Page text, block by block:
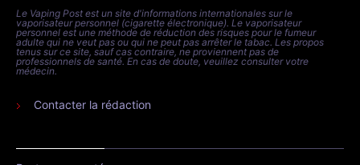
Le Vaping Post est un site d'informations internationales sur le
vaporisateur personnel (cigarette électronique). Le vaporisateur
personnel est une méthode de réduction des risques pour le fumeur
adulte qui ne veut pas ou qui ne peut pas arrêter le tabac. Les propos
tenus sur ce site, sauf cas contraire, ne proviennent pas de
professionnels de santé. En cas de doute, veuillez consulter votre
médecin.
Contacter la rédaction